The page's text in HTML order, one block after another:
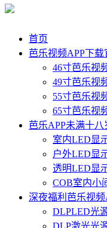
首页
芭乐视频APP下载
46寸芭乐视
49寸芭乐视
55寸芭乐视
65寸芭乐视
芭乐APP未满十八
室内LED显
户外LED显
透明LED显
COB室内小
深夜福利芭乐视频
DLPLED光